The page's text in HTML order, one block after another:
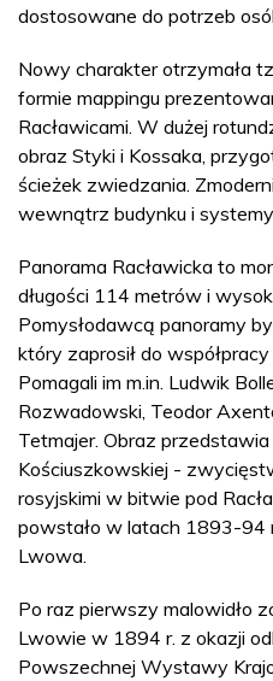
dostosowane do potrzeb
Nowy charakter otrzymała
formie mappingu
Racławicami. W dużej
obraz Styki i Kossaka,
ścieżek zwiedzania.
wewnątrz budynku i
Panorama Racławicka to
długości 114 metrów i
Pomysłodawcą panoramy
który zaprosił do
Pomagali im m.in. Ludwik
Rozwadowski, Teodor
Tetmajer. Obraz
Kościuszkowskiej -
rosyjskimi w bitwie pod
powstało w latach 1893-94
Lwowa.
Po raz pierwszy malowidło
Lwowie w 1894 r. z okazji
Powszechnej Wystawy